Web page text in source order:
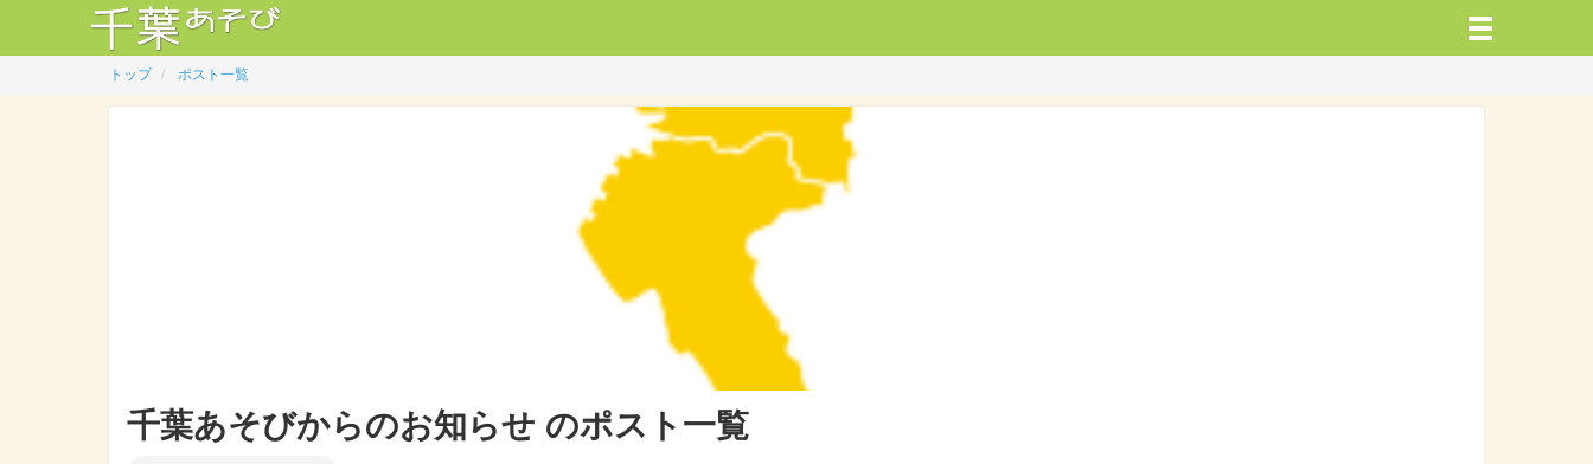
トップ ポスト一覧
千葉あそびからのお知らせ のポスト一覧